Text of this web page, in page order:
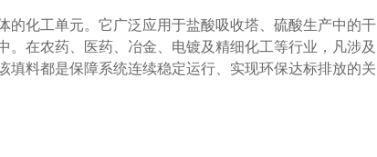
化工单元。它广泛应用于盐酸吸收塔、硫酸生产中的干
在农药、医药、冶金、电镀及精细化工等行业，凡涉及
料都是保障系统连续稳定运行、实现环保达标排放的关